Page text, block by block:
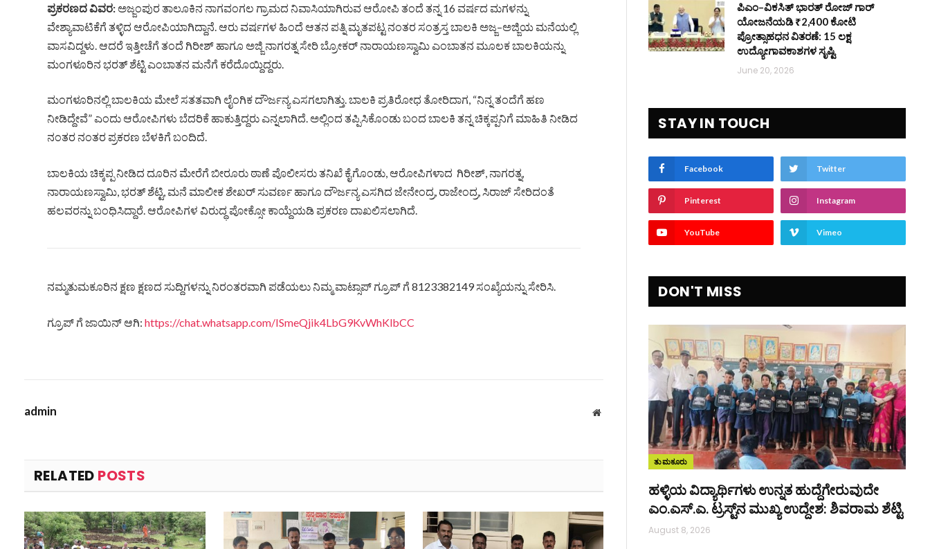
ಪ್ರಕರಣದ ವಿವರ:ಅಜ್ಜಂಪುರ ತಾಲೂಕಿನ ನಾಗವಂಗಲ ಗ್ರಾಮದ ನಿವಾಸಿಯಾಗಿರುವ ಆರೋಪಿ ತಂದೆ ತನ್ನ 16 ವರ್ಷದ ಮಗಳನ್ನು
ವೇಶ್ಯಾವಾಟಿಕೆಗೆ ತಳ್ಳಿದ ಆರೋಪಿಯಾಗಿದ್ದಾನೆ. ಆರು ವರ್ಷಗಳ ಹಿಂದೆ ಆತನ ಪತ್ನಿ ಮೃತಪಟ್ಟ ನಂತರ ಸಂತ್ರಸ್ತ ಬಾಲಕಿ ಅಜ್ಜ–ಅಜ್ಜಿಯ ಮನೆಯಲ್ಲಿ
ವಾಸವಿದ್ದಳು. ಆದರೆ ಇತ್ತೀಚೆಗೆ ತಂದೆ ಗಿರೀಶ್ ಹಾಗೂ ಅಜ್ಜಿ ನಾಗರತ್ನ ಸೇರಿ ಬ್ರೋಕರ್ ನಾರಾಯಣಸ್ವಾಮಿ ಎಂಬಾತನ ಮೂಲಕ ಬಾಲಕಿಯನ್ನು
ಮಂಗಳೂರಿನ ಭರತ್ ಶೆಟ್ಟಿ ಎಂಬಾತನ ಮನೆಗೆ ಕರೆದೊಯ್ದಿದ್ದರು.
ಮಂಗಳೂರಿನಲ್ಲಿ ಬಾಲಕಿಯ ಮೇಲೆ ಸತತವಾಗಿ ಲೈಂಗಿಕ ದೌರ್ಜನ್ಯ ಎಸಗಲಾಗಿತ್ತು. ಬಾಲಕಿ ಪ್ರತಿರೋಧ ತೋರಿದಾಗ, “ನಿನ್ನ ತಂದೆಗೆ ಹಣ
ನೀಡಿದ್ದೇವೆ” ಎಂದು ಆರೋಪಿಗಳು ಬೆದರಿಕೆ ಹಾಕುತ್ತಿದ್ದರು ಎನ್ನಲಾಗಿದೆ. ಅಲ್ಲಿಂದ ತಪ್ಪಿಸಿಕೊಂಡು ಬಂದ ಬಾಲಕಿ ತನ್ನ ಚಿಕ್ಕಪ್ಪನಿಗೆ ಮಾಹಿತಿ ನೀಡಿದ
ನಂತರ ನಂತರ ಪ್ರಕರಣ ಬೆಳಕಿಗೆ ಬಂದಿದೆ.
ಬಾಲಕಿಯ ಚಿಕ್ಕಪ್ಪ ನೀಡಿದ ದೂರಿನ ಮೇರೆಗೆ ಬೀರೂರು ಠಾಣೆ ಪೊಲೀಸರು ತನಿಖೆ ಕೈಗೊಂಡು, ಆರೋಪಿಗಳಾದ ಗಿರೀಶ್, ನಾಗರತ್ನ,
ನಾರಾಯಣಸ್ವಾಮಿ, ಭರತ್ ಶೆಟ್ಟಿ, ಮನೆ ಮಾಲೀಕ ಶೇಖರ್ ಸುವರ್ಣ ಹಾಗೂ ದೌರ್ಜನ್ಯ ಎಸಗಿದ ಜೇನೇಂದ್ರ, ರಾಜೇಂದ್ರ, ಸಿರಾಜ್ ಸೇರಿದಂತೆ
ಹಲವರನ್ನು ಬಂಧಿಸಿದ್ದಾರೆ. ಆರೋಪಿಗಳ ವಿರುದ್ಧ ಪೋಕ್ಸೋ ಕಾಯ್ದೆಯಡಿ ಪ್ರಕರಣ ದಾಖಲಿಸಲಾಗಿದೆ.
ನಮ್ಮತುಮಕೂರಿನ ಕ್ಷಣ ಕ್ಷಣದ ಸುದ್ದಿಗಳನ್ನು ನಿರಂತರವಾಗಿ ಪಡೆಯಲು ನಿಮ್ಮ ವಾಟ್ಸಾಪ್ ಗ್ರೂಪ್ ಗೆ 8123382149 ಸಂಖ್ಯೆಯನ್ನು ಸೇರಿಸಿ.
ಗ್ರೂಪ್ ಗೆ ಜಾಯಿನ್ ಆಗಿ: https://chat.whatsapp.com/ISmeQjik4LbG9KvWhKlbCC
admin Website
RELATED POSTS
ಪಿಎಂ–ವಿಕಸಿತ್ ಭಾರತ್ ರೋಜ್‌ ಗಾರ್
ಯೋಜನೆಯಡಿ ₹2,400 ಕೋಟಿ
ಪ್ರೋತ್ಸಾಹಧನ ವಿತರಣೆ: 15 ಲಕ್ಷ
ಉದ್ಯೋಗಾವಕಾಶಗಳ ಸೃಷ್ಟಿ
June 20, 2026
STAY IN TOUCH
Facebook Twitter
Pinterest Instagram
YouTube Vimeo
DON'T MISS
ತುಮಕೂರು
ಹಳ್ಳಿಯ ವಿದ್ಯಾರ್ಥಿಗಳು ಉನ್ನತ ಹುದ್ದೆಗೇರುವುದೇ
ಎಂ.ಎಸ್.ಎ. ಟ್ರಸ್ಟ್‌ನ ಮುಖ್ಯ ಉದ್ದೇಶ: ಶಿವರಾಮ ಶೆಟ್ಟಿ
August 8, 2026